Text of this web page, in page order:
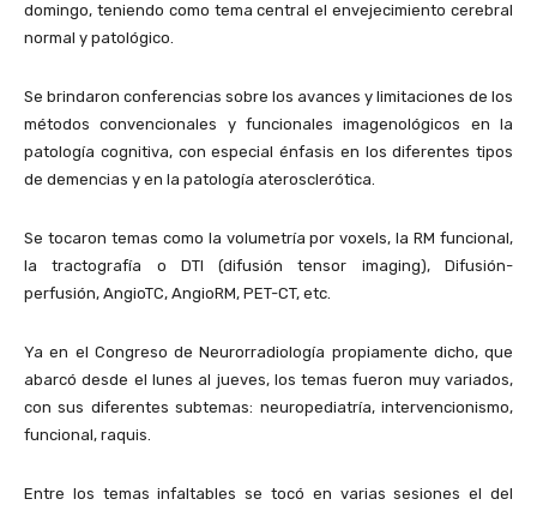
domingo, teniendo como tema central el envejecimiento cerebral
normal y patológico.
Se brindaron conferencias sobre los avances y limitaciones de los
métodos convencionales y funcionales imagenológicos en la
patología cognitiva, con especial énfasis en los diferentes tipos
de demencias y en la patología aterosclerótica.
Se tocaron temas como la volumetría por voxels, la RM funcional,
la tractografía o DTI (difusión tensor imaging), Difusión-
perfusión, AngioTC, AngioRM, PET-CT, etc.
Ya en el Congreso de Neurorradiología propiamente dicho, que
abarcó desde el lunes al jueves, los temas fueron muy variados,
con sus diferentes subtemas: neuropediatría, intervencionismo,
funcional, raquis.
Entre los temas infaltables se tocó en varias sesiones el del